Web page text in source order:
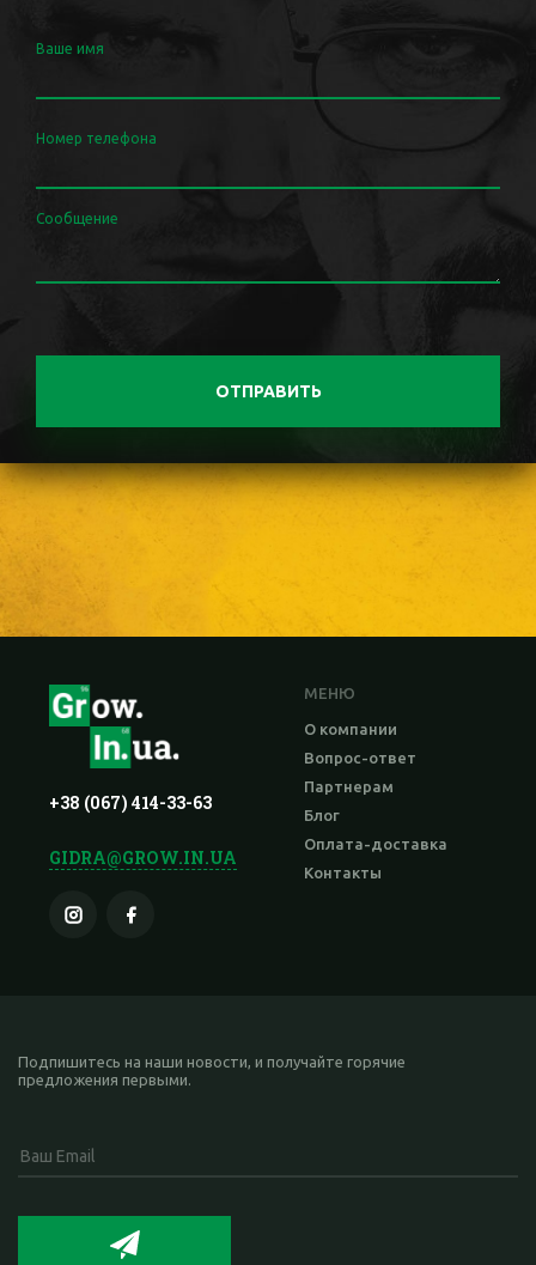
Ваше имя
Номер телефона
Сообщение
ОТПРАВИТЬ
+38 (067) 414-33-63
GIDRA@GROW.IN.UA
МЕНЮ
О компании
Вопрос-ответ
Партнерам
Блог
Оплата-доставка
Контакты
Подпишитесь на наши новости, и получайте горячие
предложения первыми.